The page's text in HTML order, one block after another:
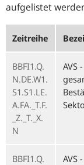
aufgelistet
Zeitreihe
BBFI1.Q.
N.DE.W1.
S1.S1.LE.
A.FA._T.F.
_Z._T._X.
N
AVS
BBFI1.Q.
AVS